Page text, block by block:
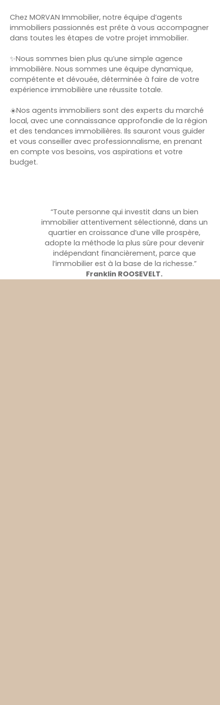
Chez MORVAN Immobilier, notre équipe d’agents
immobiliers passionnés est prête à vous accompagner
dans toutes les étapes de votre projet immobilier.
✨Nous sommes bien plus qu’une simple agence
immobilière. Nous sommes une équipe dynamique,
compétente et dévouée, déterminée à faire de votre
expérience immobilière une réussite totale.
☀️Nos agents immobiliers sont des experts du marché
local, avec une connaissance approfondie de la région
et des tendances immobilières. Ils sauront vous guider
et vous conseiller avec professionnalisme, en prenant
en compte vos besoins, vos aspirations et votre
budget.
“Toute personne qui investit dans un bien
immobilier attentivement sélectionné, dans un
quartier en croissance d’une ville prospère,
adopte la méthode la plus sûre pour devenir
indépendant financièrement, parce que
l’immobilier est à la base de la richesse.”
Franklin ROOSEVELT.